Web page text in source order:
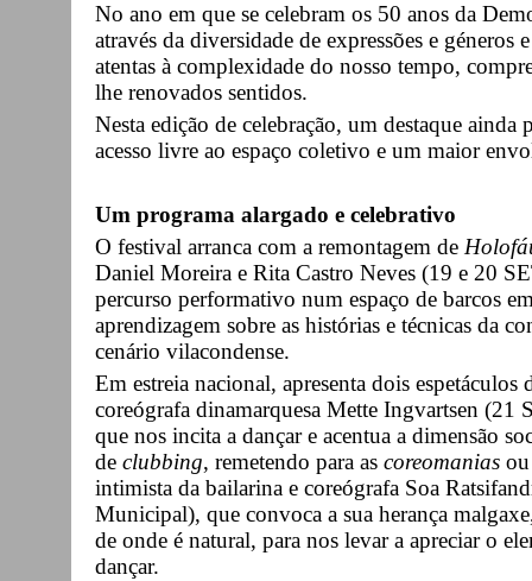
No ano em que se celebram os 50 anos da
através da diversidade de expressões e géneros
atentas à complexidade do nosso tempo,
lhe renovados sentidos.
Nesta edição de celebração, um destaque
acesso livre ao espaço coletivo e um maior
Um programa alargado e celebrativo
O festival arranca com a remontagem de
Daniel Moreira e Rita Castro Neves (19 e 20
percurso performativo num espaço de barcos
aprendizagem sobre as histórias e técnicas da
cenário vilacondense.
Em estreia nacional, apresenta dois espetáculos
coreógrafa dinamarquesa Mette Ingvartsen
que nos incita a dançar e acentua a dimensão
de clubbing, remetendo para as coreomanias
intimista da bailarina e coreógrafa Soa
Municipal), que convoca a sua herança
de onde é natural, para nos levar a apreciar o
dançar.